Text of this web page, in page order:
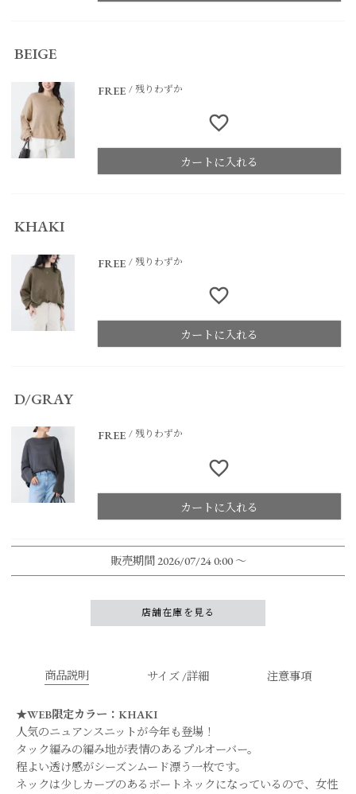
BEIGE
FREE 残りわずか
カートに入れる
KHAKI
FREE 残りわずか
カートに入れる
D/GRAY
FREE 残りわずか
カートに入れる
販売期間 2026/07/24 0:00 〜
店舗在庫を見る
商品説明 サイズ /詳細 注意事項
★WEB限定カラー：KHAKI
人気のニュアンスニットが今年も登場！
タック編みの編み地が表情のあるプルオーバー。
程よい透け感がシーズンムード漂う一枚です。
ネックは少しカーブのあるボートネックになっているので、女性